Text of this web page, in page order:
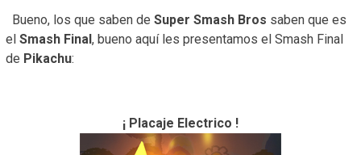
Bueno, los que saben de Super Smash Bros saben que es
el Smash Final, bueno aquí les presentamos el Smash Final
de Pikachu:
¡ Placaje Electrico !